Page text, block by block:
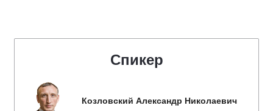
Спикер
Козловский Александр Николаевич